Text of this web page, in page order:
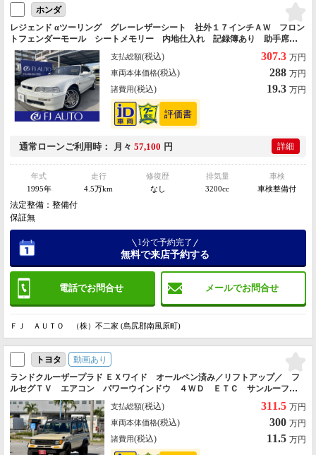
ホンダ
レジェンド αツーリング グレーレザーシート 社外１７インチＡＷ フロン
トフェンダーモール シートメモリー 内地仕入れ 記録簿あり 助手席パ
ワーシート シートヒーター
支払総額(税込) 307.3 万円
車両本体価格(税込) 288 万円
諸費用(税込) 19.3 万円
通常ローンご利用時 月々 57,100 円 詳細
年式
1995年
走行
4.5万km
修復歴
なし
排気量
3200cc
車検
車検整備付
法定整備：整備付
保証無
電話でお問合せ メールでお問合せ
1分で予約完了
無料で来店予約する
ＦＪ ＡＵＴＯ （株）不二家 (島尻郡南風原町)
トヨタ
動画あり
ランドクルーザープラド ＥＸワイド オールペン済み／リフトアップ／ フ
ルセグＴＶ エアコン パワーウインドウ ４ＷＤ ＥＴＣ サンルーフ
ミュージックプレイヤー接続可 メモリーナビ パワーステアリング 三列
シート ３ナンバー登録車両
支払総額(税込) 311.5 万円
車両本体価格(税込) 300 万円
諸費用(税込) 11.5 万円